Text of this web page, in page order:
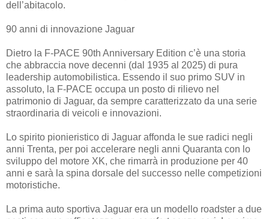
dell’abitacolo.
90 anni di innovazione Jaguar
Dietro la F-PACE 90th Anniversary Edition c’è una storia
che abbraccia nove decenni (dal 1935 al 2025) di pura
leadership automobilistica. Essendo il suo primo SUV in
assoluto, la F-PACE occupa un posto di rilievo nel
patrimonio di Jaguar, da sempre caratterizzato da una serie
straordinaria di veicoli e innovazioni.
Lo spirito pionieristico di Jaguar affonda le sue radici negli
anni Trenta, per poi accelerare negli anni Quaranta con lo
sviluppo del motore XK, che rimarrà in produzione per 40
anni e sarà la spina dorsale del successo nelle competizioni
motoristiche.
La prima auto sportiva Jaguar era un modello roadster a due